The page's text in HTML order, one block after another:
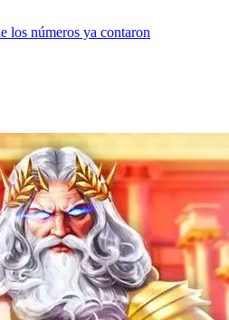
los números ya contaron